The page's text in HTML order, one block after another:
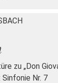
zu „Don
Nr. 7